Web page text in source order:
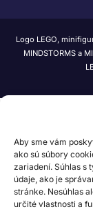
Aby sme vám
ako sú súbory
zariadení. Súhlas s
údaje, ako je
stránke. Nesúhlas
určité vlastnosti a
Logo LEGO,
MINDSTORMS a